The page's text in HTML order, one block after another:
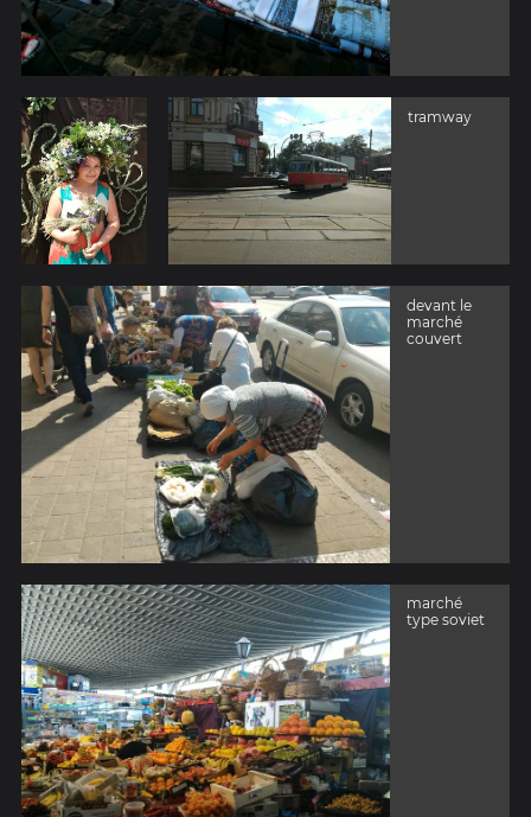
tramway
devant le
marché
couvert
marché
type soviet